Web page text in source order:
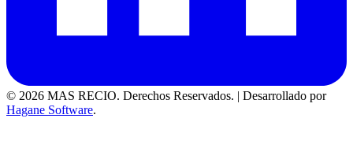
© 2026 MAS RECIO. Derechos Reservados. | Desarrollado por
Hagane Software.